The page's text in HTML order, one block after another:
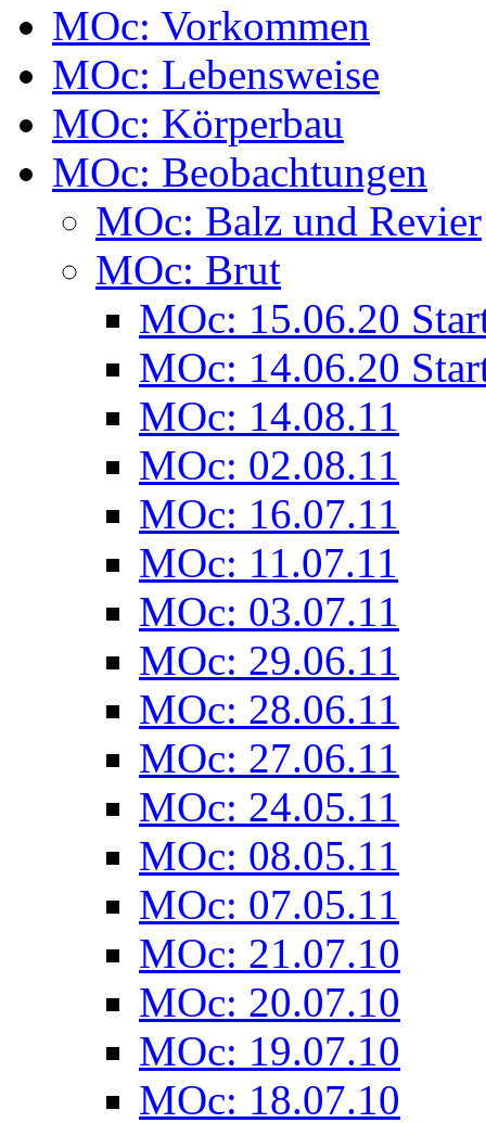
MOc: Vorkommen
MOc: Lebensweise
MOc: Körperbau
MOc: Beobachtungen
MOc: Balz und Revier
MOc: Brut
MOc: 15.06.20
MOc: 14.06.20
MOc: 14.08.11
MOc: 02.08.11
MOc: 16.07.11
MOc: 11.07.11
MOc: 03.07.11
MOc: 29.06.11
MOc: 28.06.11
MOc: 27.06.11
MOc: 24.05.11
MOc: 08.05.11
MOc: 07.05.11
MOc: 21.07.10
MOc: 20.07.10
MOc: 19.07.10
MOc: 18.07.10